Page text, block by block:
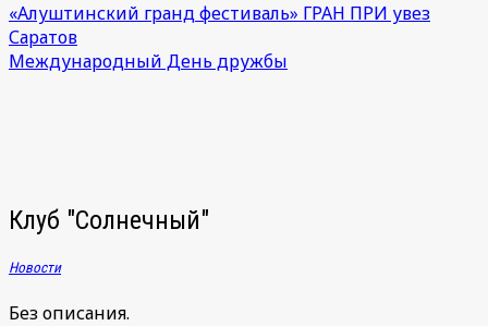
«Алуштинский гранд фестиваль» ГРАН ПРИ увез
Саратов
Международный День дружбы
Клуб "Солнечный"
Новости
Без описания.